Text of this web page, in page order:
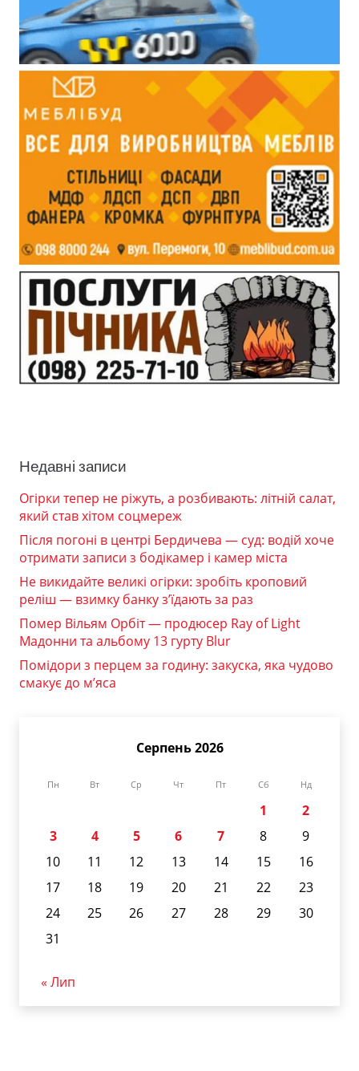
Недавні записи
Огірки тепер не ріжуть, а розбивають: літній салат,
який став хітом соцмереж
Після погоні в центрі Бердичева — суд: водій хоче
отримати записи з бодікамер і камер міста
Не викидайте великі огірки: зробіть кроповий
реліш — взимку банку з’їдають за раз
Помер Вільям Орбіт — продюсер Ray of Light
Мадонни та альбому 13 гурту Blur
Помідори з перцем за годину: закуска, яка чудово
смакує до м’яса
Серпень 2026
Пн Вт Ср Чт Пт Сб Нд
1
2
3
4 5 6 7 8
9
10
11 12 13 14 15
16
17
18 19 20 21 22
23
24
25 26 27 28 29
30
31
« Лип